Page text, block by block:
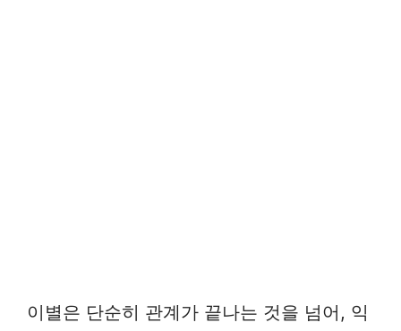
이별은 단순히 관계가 끝나는 것을 넘어, 익